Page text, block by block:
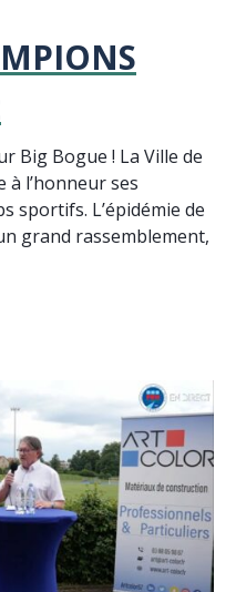
Big Bogue ! La Ville de
à l’honneur ses
sportifs. L’épidémie de
grand rassemblement,